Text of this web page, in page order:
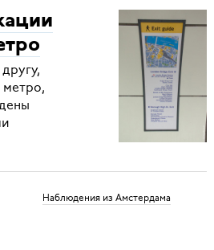
метро,
Наблюдения из Амстердама